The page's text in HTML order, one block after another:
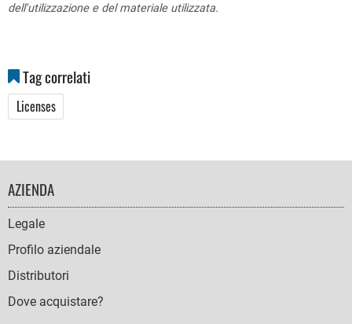
dell'utilizzazione e del materiale utilizzata.
Tag correlati
Licenses
FOOTER
NAVIGATION
AZIENDA
Legale
Profilo aziendale
Distributori
Dove acquistare?